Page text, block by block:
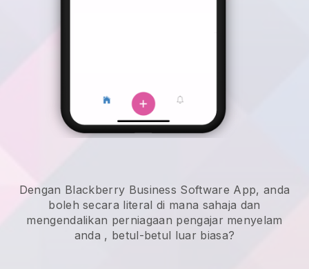
Dengan Blackberry Business Software App, anda
boleh secara literal di mana sahaja dan
mengendalikan perniagaan pengajar menyelam
anda , betul-betul luar biasa?